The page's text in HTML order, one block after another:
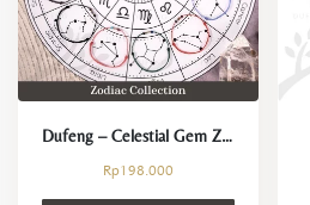
Dufeng – Celestial Gem Zodiac String
Rp198.000